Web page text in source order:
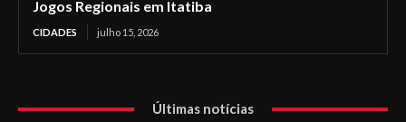
Jogos Regionais em Itatiba
CIDADES julho 15, 2026
Últimas notícias